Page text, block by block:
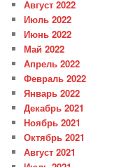
Август 2022
Июль 2022
Июнь 2022
Май 2022
Апрель 2022
Февраль 2022
Январь 2022
Декабрь 2021
Ноябрь 2021
Октябрь 2021
Август 2021